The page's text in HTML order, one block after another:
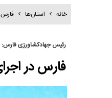
خانه استان‌ها فارس
رئیس جهادکشاورزی فارس:
فارس در